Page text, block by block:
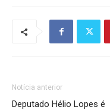
Notícia anterior
Deputado Hélio Lopes é